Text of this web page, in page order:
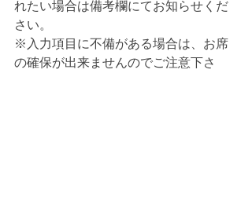
れたい場合は備考欄にてお知らせくだ
さい。
※入力項目に不備がある場合は、お席
の確保が出来ませんのでご注意下さ